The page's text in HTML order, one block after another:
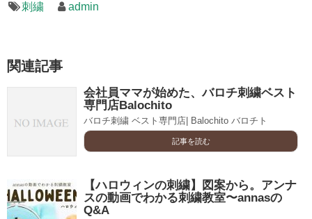
刺繍 admin
関連記事
会社員ママが始めた、バロチ刺繍ベスト
専門店Balochito
バロチ刺繍 ベスト専門店| Balochito バロチト
記事を読む
【ハロウィンの刺繍】図案から。アンナ
スの動画でわかる刺繍教室〜annasの
Q&A